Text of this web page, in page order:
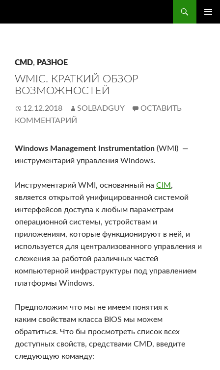
CMD, РАЗНОЕ
WMIC. КРАТКИЙ ОБЗОР
ВОЗМОЖНОСТЕЙ
12.12.2018 SOLBADGUY
ОСТАВИТЬ
КОММЕНТАРИЙ
Windows Management Instrumentation (WMI) —
инструментарий управления Windows.
Инструментарий WMI, основанный на CIM ,
является открытой унифицированной системой
интерфейсов доступа к любым параметрам
операционной системы, устройствам и
приложениям, которые функционируют в ней, и
используется для централизованного управления и
слежения за работой различных частей
компьютерной инфраструктуры под управлением
платформы Windows.
Предположим что мы не имеем понятия к
каким свойствам класса BIOS мы можем
обратиться. Что бы просмотреть список всех
доступных свойств, средствами CMD, введите
следующую команду: